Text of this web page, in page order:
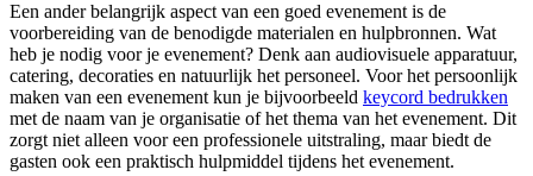
Een ander belangrijk aspect van een goed evenement is de
voorbereiding van de benodigde materialen en hulpbronnen. Wat
heb je nodig voor je evenement? Denk aan audiovisuele apparatuur,
catering, decoraties en natuurlijk het personeel. Voor het persoonlijk
maken van een evenement kun je bijvoorbeeld keycord bedrukken
met de naam van je organisatie of het thema van het evenement. Dit
zorgt niet alleen voor een professionele uitstraling, maar biedt de
gasten ook een praktisch hulpmiddel tijdens het evenement.